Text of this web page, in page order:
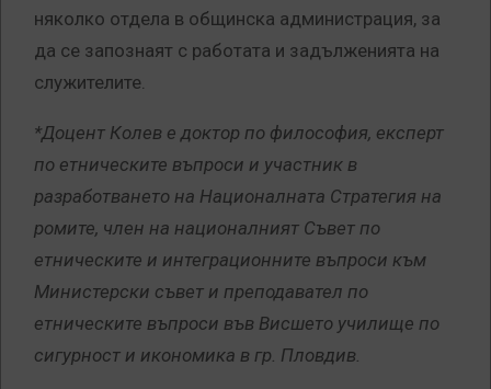
няколко отдела в общинска администрация, за
да се запознаят с работата и задълженията на
служителите.
*Доцент Колев е доктор по философия, експерт
по етническите въпроси и участник в
разработването на Националната Стратегия на
ромите, член на националният Съвет по
етническите и интеграционните въпроси към
Министерски съвет и преподавател по
етническите въпроси във Висшето училище по
сигурност и икономика в гр. Пловдив.